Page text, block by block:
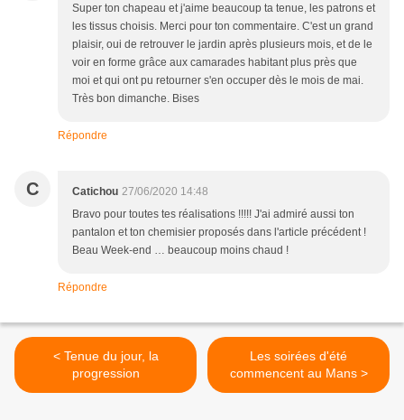
Super ton chapeau et j'aime beaucoup ta tenue, les patrons et
les tissus choisis. Merci pour ton commentaire. C'est un grand
plaisir, oui de retrouver le jardin après plusieurs mois, et de le
voir en forme grâce aux camarades habitant plus près que
moi et qui ont pu retourner s'en occuper dès le mois de mai.
Très bon dimanche. Bises
Répondre
C Catichou 27/06/2020 14:48
Bravo pour toutes tes réalisations !!!!! J'ai admiré aussi ton
pantalon et ton chemisier proposés dans l'article précédent !
Beau Week-end … beaucoup moins chaud !
Répondre
< Tenue du jour, la
progression
Les soirées d'été
commencent au Mans >